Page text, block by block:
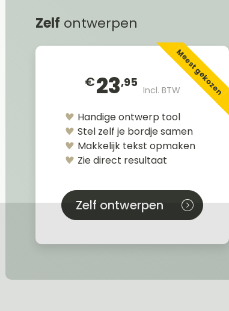
Zelf ontwerpen
€23,95
Incl. BTWMeest gekozen
Handige ontwerp tool
Stel zelf je bordje samen
Makkelijk tekst opmaken
Zie direct resultaat
Zelf ontwerpen